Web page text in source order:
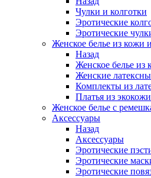
Чулки и колготки
Эротические
Эротические
Женское белье из кожи
Назад
Женское белье из
Женские
Комплекты из
Платья из
Женское белье с
Аксессуары
Назад
Аксессуары
Эротические
Эротические
Эротические